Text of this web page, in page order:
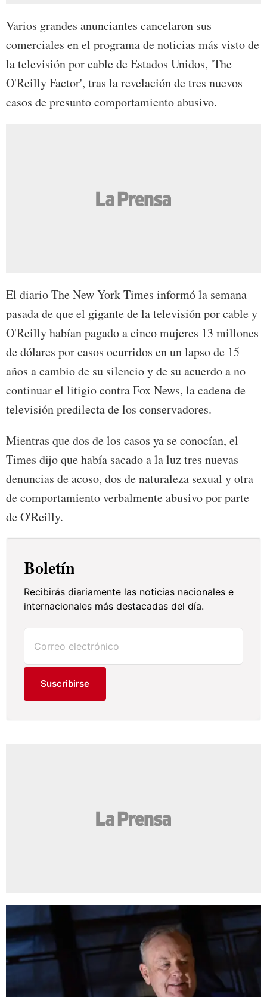
Varios grandes anunciantes cancelaron sus
comerciales en el programa de noticias más visto de
la televisión por cable de Estados Unidos, 'The
O'Reilly Factor', tras la revelación de tres nuevos
casos de presunto comportamiento abusivo.
El diario The New York Times informó la semana
pasada de que el gigante de la televisión por cable y
O'Reilly habían pagado a cinco mujeres 13 millones
de dólares por casos ocurridos en un lapso de 15
años a cambio de su silencio y de su acuerdo a no
continuar el litigio contra Fox News, la cadena de
televisión predilecta de los conservadores.
Mientras que dos de los casos ya se conocían, el
Times dijo que había sacado a la luz tres nuevas
denuncias de acoso, dos de naturaleza sexual y otra
de comportamiento verbalmente abusivo por parte
de O'Reilly.
Boletín
Recibirás diariamente las noticias nacionales e
internacionales más destacadas del día.
Suscribirse